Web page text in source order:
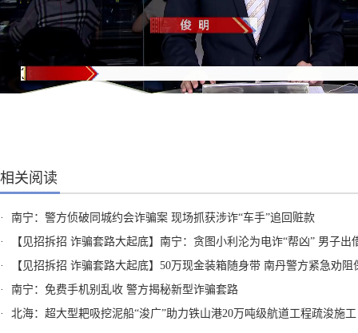
相关阅读
·
南宁：警方侦破同城约会诈骗案 现场抓获涉诈“车手”追回赃款
·
【见招拆招 诈骗套路大起底】南宁：贪图小利沦为电诈“帮凶” 男子出借“两卡”获刑
·
【见招拆招 诈骗套路大起底】50万现金装箱随身带 南丹警方紧急劝阻保住群众血汗
·
南宁：免费手机别乱收 警方揭秘新型诈骗套路
·
北海：超大型耙吸挖泥船“浚广”助力铁山港20万吨级航道工程疏浚施工